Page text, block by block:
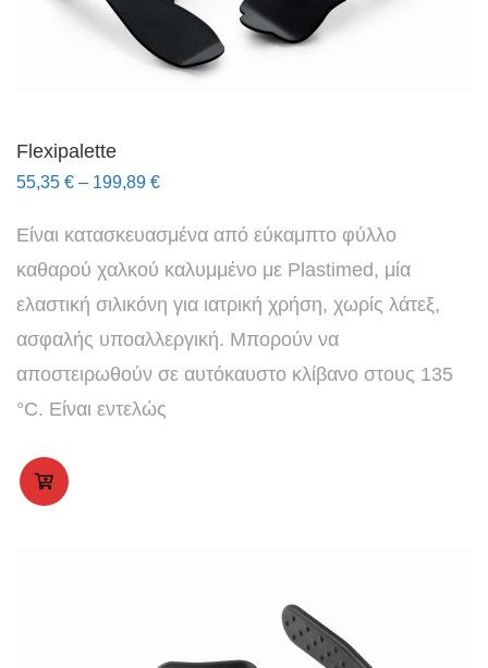
Flexipalette
55,35 € – 199,89 €
Είναι κατασκευασμένα από εύκαμπτο φύλλο
καθαρού χαλκού καλυμμένο με Plastimed, μία
ελαστική σιλικόνη για ιατρική χρήση, χωρίς λάτεξ,
ασφαλής υποαλλεργική. Μπορούν να
αποστειρωθούν σε αυτόκαυστο κλίβανο στους 135
°C. Είναι εντελώς